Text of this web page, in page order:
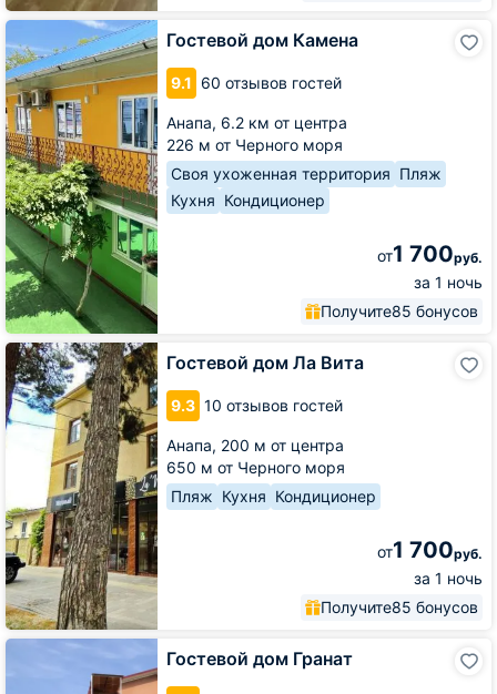
Гостевой дом Камена
9.1 60 отзывов гостей
Анапа, 6.2 км от центра
226 м от Черного моря
Своя ухоженная территория Пляж
Кухня Кондиционер
от1 700руб.
за 1 ночь
Получите85 бонусов
Гостевой
дом
Камена
Гостевой дом Ла Вита
9.3 10 отзывов гостей
Анапа, 200 м от центра
650 м от Черного моря
Пляж Кухня Кондиционер
от1 700руб.
за 1 ночь
Получите85 бонусов
Гостевой
дом
Ла
Вита
Гостевой дом Гранат
Гостевой